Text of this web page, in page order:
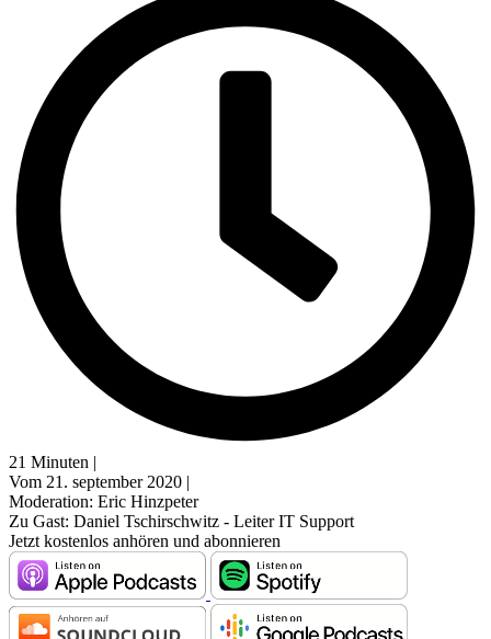
21 Minuten |
Vom 21. september 2020 |
Moderation: Eric Hinzpeter
Zu Gast: Daniel Tschirschwitz - Leiter IT Support
Jetzt kostenlos anhören und abonnieren